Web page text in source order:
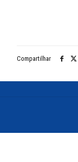
Compartilhar